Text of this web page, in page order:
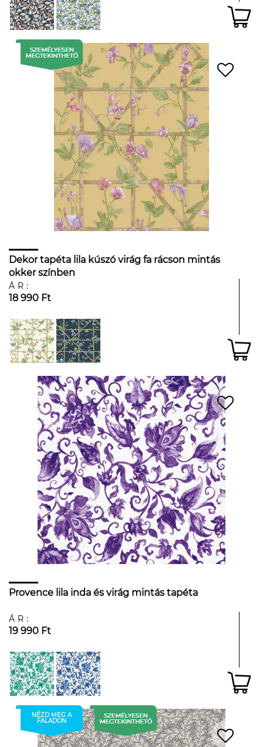
Dekor tapéta lila kúszó virág fa rácson mintás
okker színben
ÁR:
18 990 Ft
Provence lila inda és virág mintás tapéta
ÁR:
19 990 Ft
NÉZD MEG A
FALADON